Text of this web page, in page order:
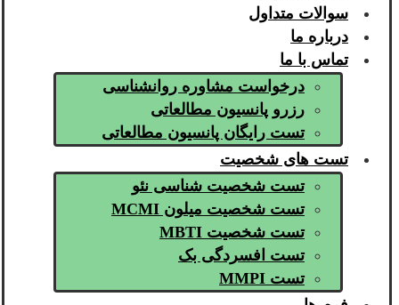
سوالات متداول
درباره ما
تماس با ما
درخواست مشاوره روانشناسی
رزرو پانسیون مطالعاتی
تست رایگان پانسیون مطالعاتی
تست های شخصیت
تست شخصیت شناسی نئو
تست شخصیت میلون MCMI
تست شخصیت MBTI
تست افسردگی بک
تست MMPI